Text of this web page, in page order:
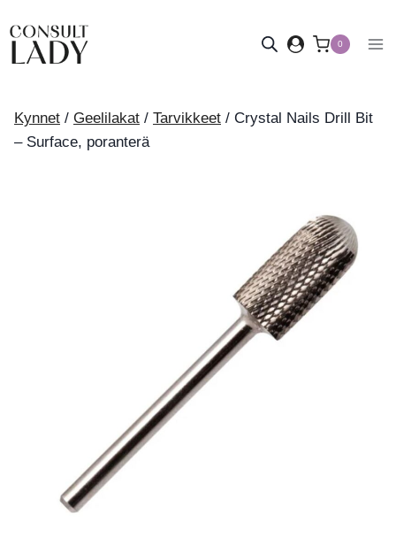
sisältöön
0
Kynnet / Geelilakat / Tarvikkeet / Crystal Nails Drill Bit
– Surface, poranterä